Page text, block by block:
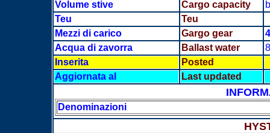
Volume stive
Cargo capacity
Teu
Teu
Mezzi di carico
Gargo gear
4
Acqua di zavorra
Ballast water
Inserita
Posted
Aggiornata al
Last updated
Denominazioni